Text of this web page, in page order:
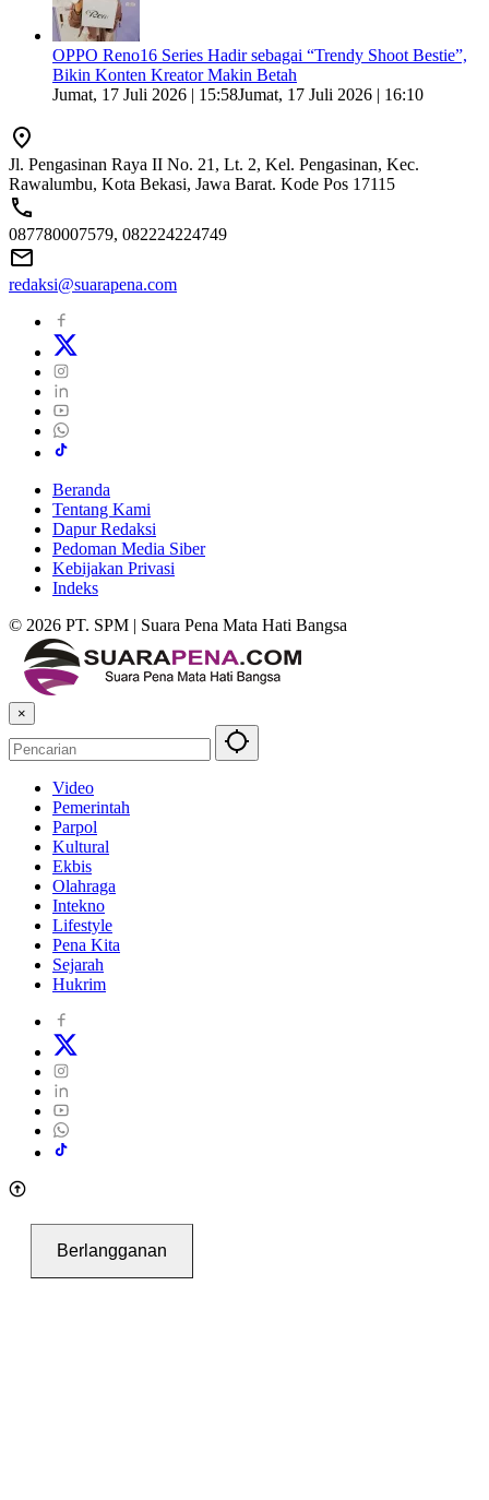
OPPO Reno16 Series Hadir sebagai “Trendy Shoot Bestie”,
Bikin Konten Kreator Makin Betah
Jumat, 17 Juli 2026 | 15:58Jumat, 17 Juli 2026 | 16:10
Jl. Pengasinan Raya II No. 21, Lt. 2, Kel. Pengasinan, Kec.
Rawalumbu, Kota Bekasi, Jawa Barat. Kode Pos 17115
087780007579, 082224224749
redaksi@suarapena.com
Beranda
Tentang Kami
Dapur Redaksi
Pedoman Media Siber
Kebijakan Privasi
Indeks
© 2026 PT. SPM | Suara Pena Mata Hati Bangsa
×
Video
Pemerintah
Parpol
Kultural
Ekbis
Olahraga
Intekno
Lifestyle
Pena Kita
Sejarah
Hukrim
Berlangganan